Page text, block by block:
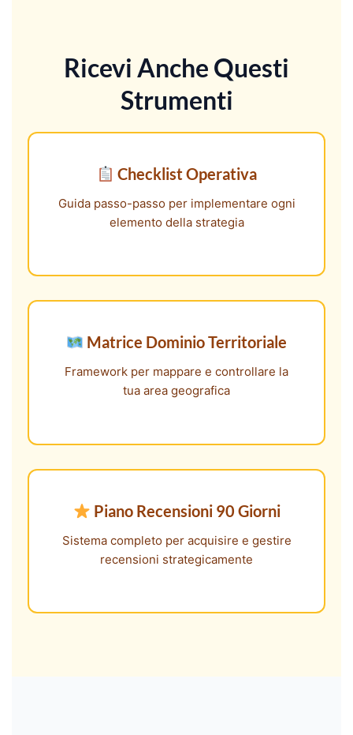
Ricevi Anche Questi
Strumenti
Checklist Operativa
Guida passo-passo per implementare ogni
elemento della strategia
Matrice Dominio Territoriale
Framework per mappare e controllare la
tua area geografica
Piano Recensioni 90 Giorni
Sistema completo per acquisire e gestire
recensioni strategicamente